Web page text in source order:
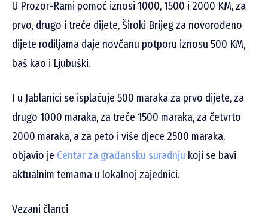
U Prozor-Rami pomoć iznosi 1000, 1500 i 2000 KM, za
prvo, drugo i treće dijete, Široki Brijeg za novorođeno
dijete rodiljama daje novčanu potporu iznosu 500 KM,
baš kao i Ljubuški.
I u Jablanici se isplaćuje 500 maraka za prvo dijete, za
drugo 1000 maraka, za treće 1500 maraka, za četvrto
2000 maraka, a za peto i više djece 2500 maraka,
objavio je Centar za građansku suradnju koji se bavi
aktualnim temama u lokalnoj zajednici.
Vezani članci